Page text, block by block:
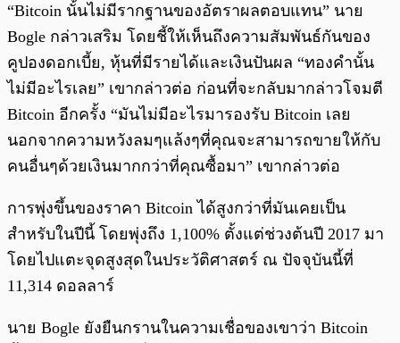
“Bitcoin นั้นไม่มีรากฐานของอัตราผลตอบแทน” นาย
Bogle กล่าวเสริม โดยชี้ให้เห็นถึงความสัมพันธ์กันของ
คูปองดอกเบี้ย, หุ้นที่มีรายได้และเงินปันผล “ทองคำนั้น
ไม่มีอะไรเลย” เขากล่าวต่อ ก่อนที่จะกลับมากล่าวโจมตี
Bitcoin อีกครั้ง “มันไม่มีอะไรมารองรับ Bitcoin เลย
นอกจากความหวังลมๆแล้งๆที่คุณจะสามารถขายให้กับ
คนอื่นๆด้วยเงินมากกว่าที่คุณซื้อมา” เขากล่าวต่อ
การพุ่งขึ้นของราคา Bitcoin ได้สูงกว่าที่มันเคยเป็น
สำหรับในปีนี้ โดยพุ่งถึง 1,100% ตั้งแต่ช่วงต้นปี 2017 มา
โดยไปแตะจุดสูงสุดในประวัติศาสตร์ ณ ปัจจุบันนี้ที่
11,314 ดอลลาร์
นาย Bogle ยังยืนกรานในความเชื่อของเขาว่า Bitcoin